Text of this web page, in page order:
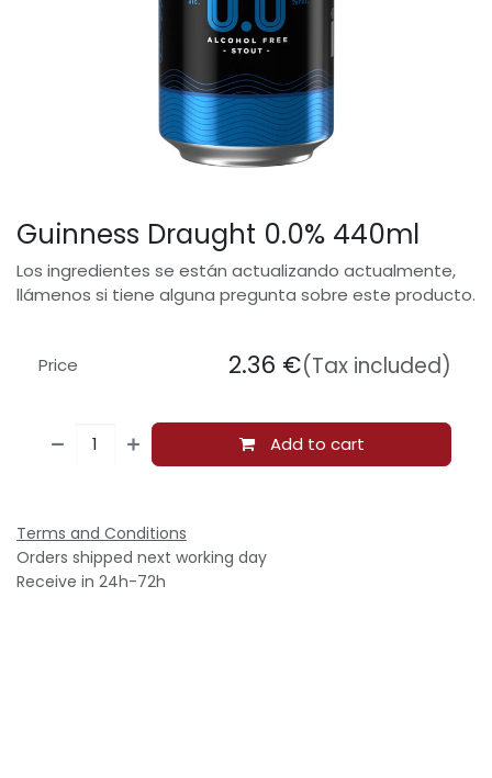
Guinness Draught 0.0% 440ml
Los ingredientes se están actualizando actualmente,
llámenos si tiene alguna pregunta sobre este producto.
Add to cart
Price 2.36 €(Tax included)
Terms and Conditions
Orders shipped next working day
Receive in 24h-72h